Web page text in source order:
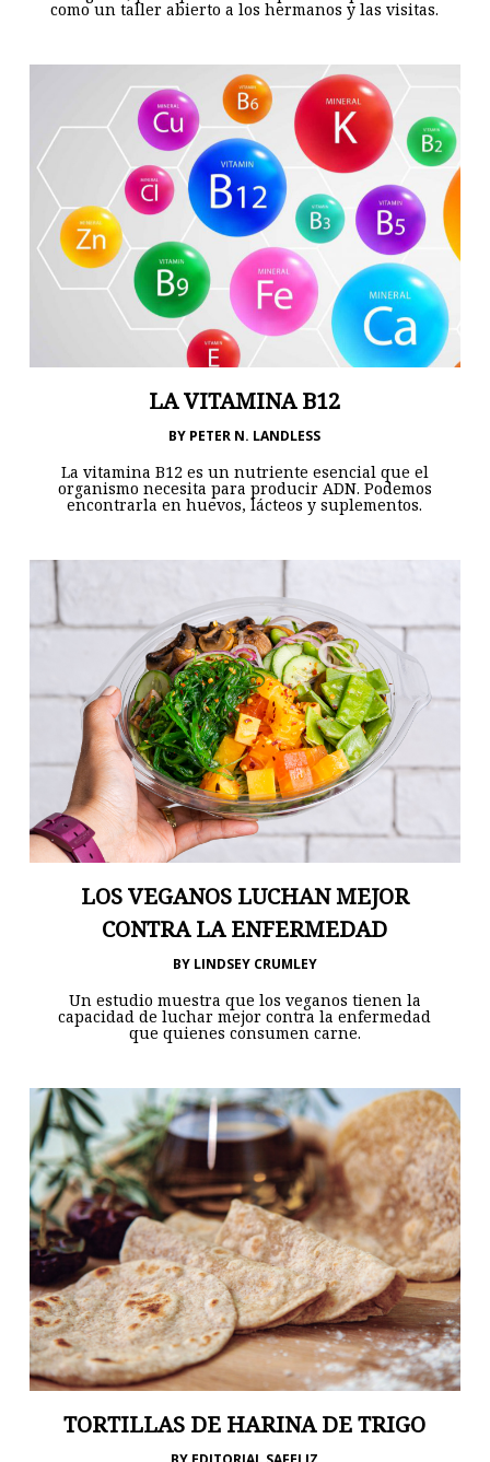
como un taller abierto a los hermanos y las visitas.
LA VITAMINA B12
BY PETER N. LANDLESS
La vitamina B12 es un nutriente esencial que el
organismo necesita para producir ADN. Podemos
encontrarla en huevos, lácteos y suplementos.
LOS VEGANOS LUCHAN MEJOR
CONTRA LA ENFERMEDAD
BY LINDSEY CRUMLEY
Un estudio muestra que los veganos tienen la
capacidad de luchar mejor contra la enfermedad
que quienes consumen carne.
TORTILLAS DE HARINA DE TRIGO